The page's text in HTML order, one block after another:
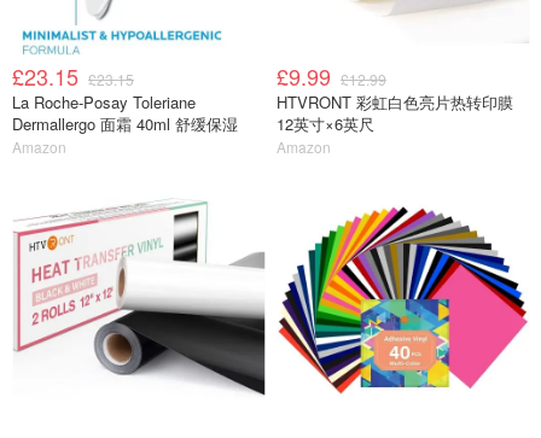
£23.15 £23.15
La Roche-Posay Toleriane
Dermallergo 面霜 40ml 舒缓保湿
Amazon
£9.99 £12.99
HTVRONT 彩虹白色亮片热转印膜
12英寸×6英尺
Amazon